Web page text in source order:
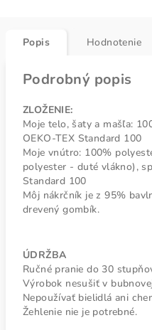
Popis Hodnotenie
Podrobný popis
ZLOŽENIE:
Moje telo, šaty a mašľa:
OEKO-TEX Standard 100
Moje vnútro: 100%
polyester - duté vlákno),
Standard 100
Môj nákrčník je z 95%
drevený gombík.
ÚDRŽBA
Ručné pranie do 30
Výrobok nesušiť v
Nepoužívať bielidlá ani
Žehlenie nie je potrebné.